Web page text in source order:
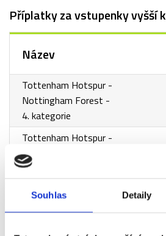
Souhlas Detaily
Příplatky za vstupenky vyšší
Název
Tottenham Hotspur -
Nottingham Forest -
4. kategorie
Tottenham Hotspur -
Nottingham Forest -
3. kategorie
Tottenham Hotspur -